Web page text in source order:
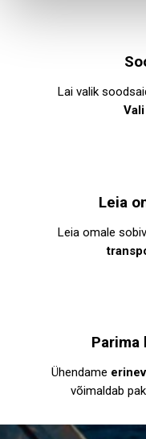
Lai valik
Leia
Leia omale
Parima
Ühendame
võimaldab